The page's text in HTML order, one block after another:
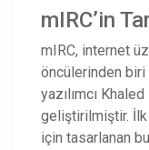
mIRC’in
mIRC, internet
öncülerinden biri
yazılımcı
geliştirilmiştir.
için tasarlanan